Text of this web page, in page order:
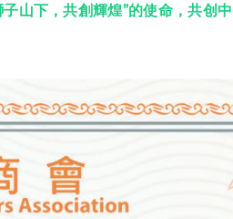
山下，共創輝煌”的使命，共创